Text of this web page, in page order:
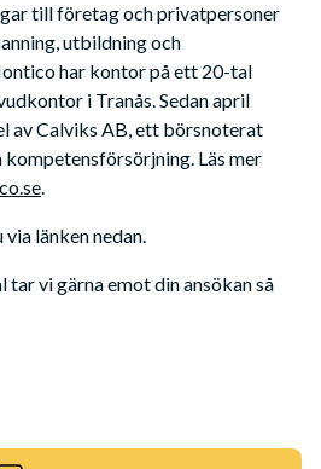
till företag och privatpersoner
utbildning och
har kontor på ett 20-tal
i Tranås. Sedan april
av Calviks AB, ett börsnoterat
Läs mer
.
länken nedan.
tar vi gärna emot din ansökan så